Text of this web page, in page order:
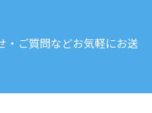
・ご質問などお気軽にお送